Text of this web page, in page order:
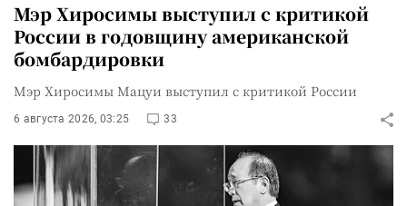
Мэр Хиросимы выступил с критикой
России в годовщину американской
бомбардировки
Мэр Хиросимы Мацуи выступил с критикой России
6 августа 2026, 03:25 33